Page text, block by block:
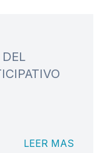
LEER MAS